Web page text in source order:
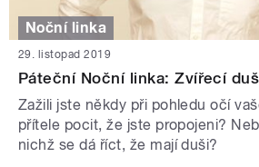
Noční linka
29. listopad 2019
Páteční Noční linka: Zvířecí
Zažili jste někdy při pohledu očí
přítele pocit, že jste propojeni?
nichž se dá říct, že mají duši?